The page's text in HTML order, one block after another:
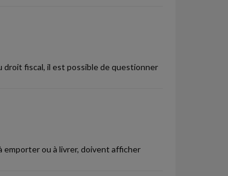
fiscal, il est possible de questionner
emporter ou à livrer, doivent afficher